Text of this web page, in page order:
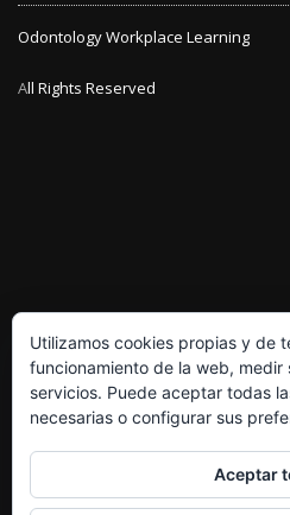
Odontology Workplace Learning
All Rights Reserved
Utilizamos cookies propias y de
funcionamiento de la web, medir
servicios. Puede aceptar todas
necesarias o configurar sus
Aceptar